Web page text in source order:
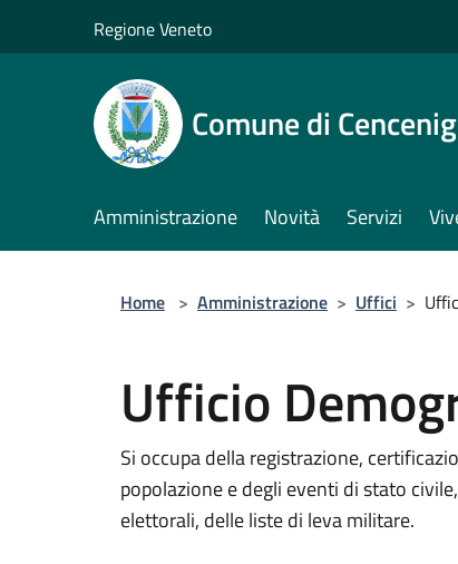
Regione Veneto
Comune di
Amministrazione Novità Servizi
Home > Amministrazione > Uffici >
Ufficio
Si occupa della registrazione,
popolazione e degli eventi di stato
elettorali, delle liste di leva militare.